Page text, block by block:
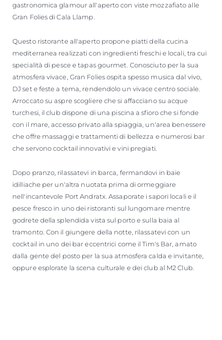
gastronomica glamour all'aperto con viste mozzafiato alle
Gran Folies di Cala Llamp.
Questo ristorante all'aperto propone piatti della cucina
mediterranea realizzati con ingredienti freschi e locali, tra cui
specialità di pesce e tapas gourmet. Conosciuto per la sua
atmosfera vivace, Gran Folies ospita spesso musica dal vivo,
DJ set e feste a tema, rendendolo un vivace centro sociale.
Arroccato su aspre scogliere che si affacciano su acque
turchesi, il club dispone di una piscina a sfioro che si fonde
con il mare, accesso privato alla spiaggia, un'area benessere
che offre massaggi e trattamenti di bellezza e numerosi bar
che servono cocktail innovativi e vini pregiati.
Dopo pranzo, rilassatevi in barca, fermandovi in baie
idilliache per un'altra nuotata prima di ormeggiare
nell'incantevole Port Andratx. Assaporate i sapori locali e il
pesce fresco in uno dei ristoranti sul lungomare mentre
godrete della splendida vista sul porto e sulla baia al
tramonto. Con il giungere della notte, rilassatevi con un
cocktail in uno dei bar eccentrici come il Tim's Bar, amato
dalla gente del posto per la sua atmosfera calda e invitante,
oppure esplorate la scena culturale e dei club al M2 Club.